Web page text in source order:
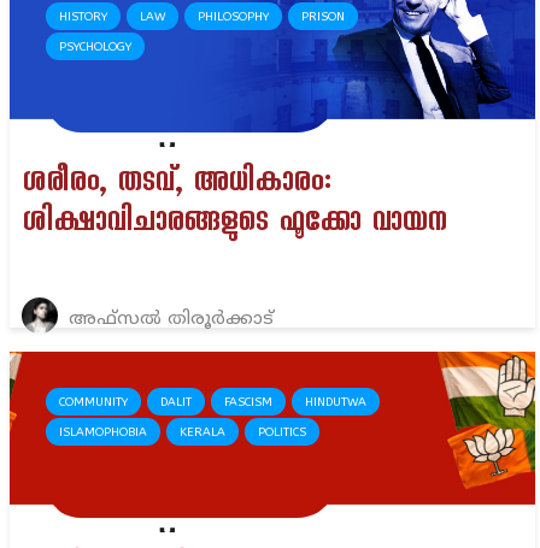
HISTORY LAW PHILOSOPHY PRISON
PSYCHOLOGY
ശരീരം, തടവ്, അധികാരം:
ശിക്ഷാവിചാരങ്ങളുടെ ഫൂക്കോ വായന
അഫ്സൽ തിരൂർക്കാട്
COMMUNITY DALIT FASCISM HINDUTWA
ISLAMOPHOBIA KERALA POLITICS